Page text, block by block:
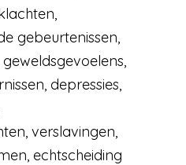
gebeurtenissen,
depressies,
verslavingen,
echtscheiding